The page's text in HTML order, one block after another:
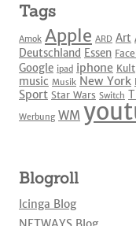
Tags
Amok Apple ARD Art
Deutschland Essen
Google ipad iphone Kult
music Musik New York
Sport Star Wars Switch
Werbung WM
Blogroll
Icinga Blog